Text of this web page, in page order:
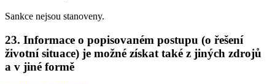
Sankce nejsou stanoveny.
23. Informace o popisovaném postupu (o řešení
životní situace) je možné získat také z jiných zdrojů
a v jiné formě